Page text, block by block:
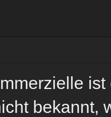
bekannt,